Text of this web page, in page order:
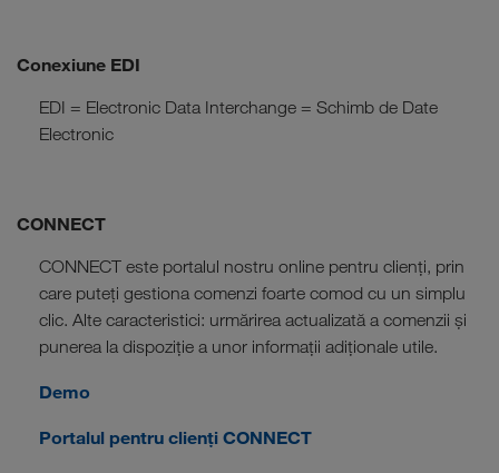
Conexiune EDI
EDI = Electronic Data Interchange = Schimb de Date
Electronic
CONNECT
CONNECT este portalul nostru online pentru clienți, prin
care puteți gestiona comenzi foarte comod cu un simplu
clic. Alte caracteristici: urmărirea actualizată a comenzii și
punerea la dispoziție a unor informații adiționale utile.
Demo
Portalul pentru clienți CONNECT